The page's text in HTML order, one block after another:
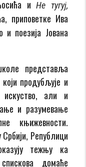
иНе тугуј,
приповетке Ива
поезија Јована
представља
продубљује и
искуство, али и
и разумевање
књижевности.
Републици
тежњу ка
домаће